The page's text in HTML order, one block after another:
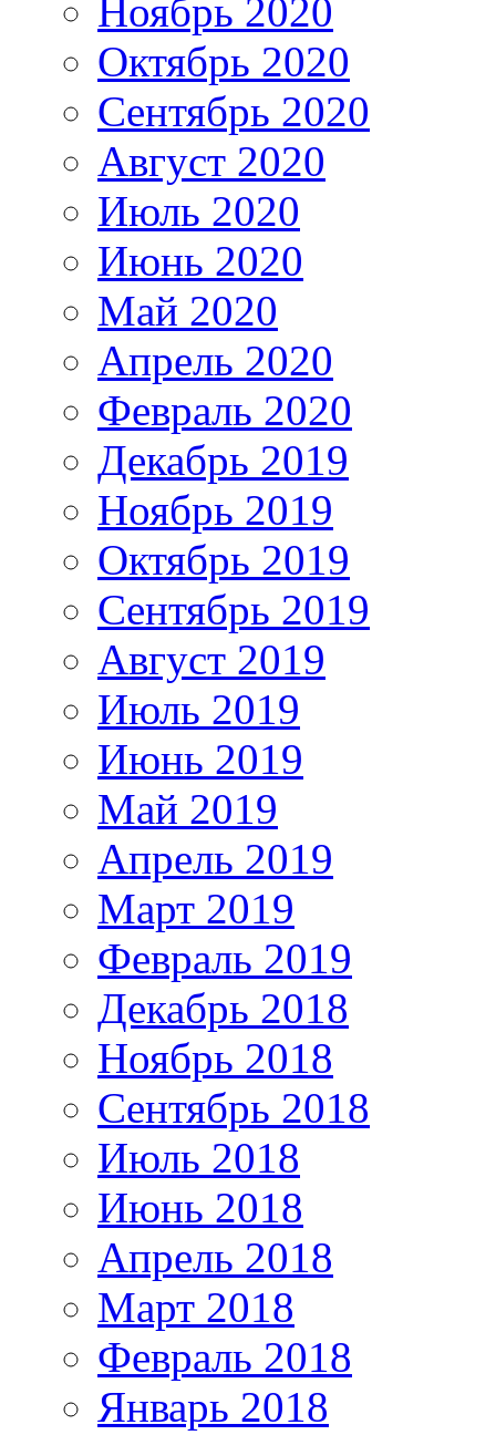
Ноябрь 2020
Октябрь 2020
Сентябрь 2020
Август 2020
Июль 2020
Июнь 2020
Май 2020
Апрель 2020
Февраль 2020
Декабрь 2019
Ноябрь 2019
Октябрь 2019
Сентябрь 2019
Август 2019
Июль 2019
Июнь 2019
Май 2019
Апрель 2019
Март 2019
Февраль 2019
Декабрь 2018
Ноябрь 2018
Сентябрь 2018
Июль 2018
Июнь 2018
Апрель 2018
Март 2018
Февраль 2018
Январь 2018